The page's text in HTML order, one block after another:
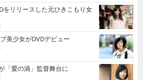
リリースした元ひきこもり女
美少女がDVDデビュー
愛の渦」監督舞台に